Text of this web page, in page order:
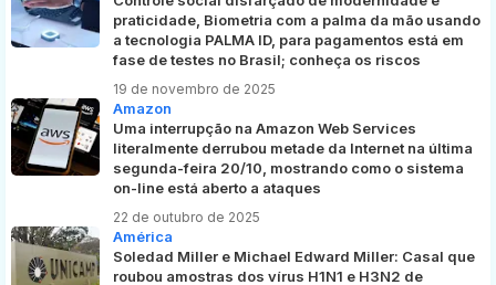
praticidade, Biometria com a palma da mão usando
a tecnologia PALMA ID, para pagamentos está em
fase de testes no Brasil; conheça os riscos
19 de novembro de 2025
Amazon
Uma interrupção na Amazon Web Services
literalmente derrubou metade da Internet na última
segunda-feira 20/10, mostrando como o sistema
on-line está aberto a ataques
22 de outubro de 2025
América
Soledad Miller e Michael Edward Miller: Casal que
roubou amostras dos vírus H1N1 e H3N2 de